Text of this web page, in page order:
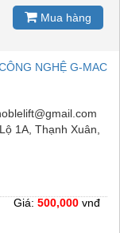
Mua hàng
NGHỆ G-MAC
1A, Thạnh Xuân,
Giá: 500,000 vnđ